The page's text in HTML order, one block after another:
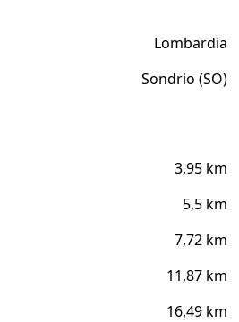
Lombardia
Sondrio (SO)
3,95 km
5,5 km
7,72 km
11,87 km
16,49 km